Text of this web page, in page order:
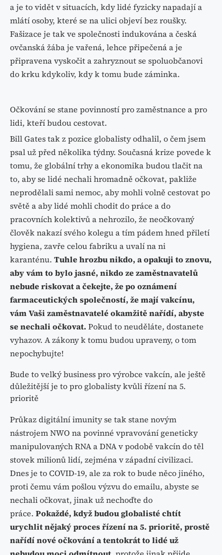
a je to vidět v situacích, kdy lidé fyzicky napadají a
mlátí osoby, které se na ulici objeví bez roušky.
Fašizace je tak ve společnosti indukována a česká
ovčanská žába je vařená, lehce připečená a je
připravena vyskočit a zahryznout se spoluobčanovi
do krku kdykoliv, kdy k tomu bude záminka.
Očkování se stane povinností pro zaměstnance a pro
lidi, kteří budou cestovat.
Bill Gates tak z pozice globalisty odhalil, o čem jsem
psal už před několika týdny. Současná krize povede k
tomu, že globální trhy a ekonomika budou tlačit na
to, aby se lidé nechali hromadně očkovat, pakliže
neprodělali sami nemoc, aby mohli volně cestovat po
světě a aby lidé mohli chodit do práce a do
pracovních kolektivů a nehrozilo, že neočkovaný
člověk nakazí svého kolegu a tím pádem hned přiletí
hygiena, zavře celou fabriku a uvalí na ni
karanténu. Tuhle hrozbu nikdo, a opakuji to znovu,
aby vám to bylo jasné, nikdo ze zaměstnavatelů
nebude riskovat a čekejte, že po oznámení
farmaceutických společností, že mají vakcínu,
vám Vaši zaměstnavatelé okamžitě nařídí, abyste
se nechali očkovat. Pokud to neuděláte, dostanete
vyhazov. A zákony k tomu budou upraveny, o tom
nepochybujte!
Bude to velký business pro výrobce vakcín, ale ještě
důležitější je to pro globalisty kvůli řízení na 5.
prioritě
Průkaz digitální imunity se tak stane novým
nástrojem NWO na povinné vpravování geneticky
manipulovaných RNA a DNA v podobě vakcín do těl
stovek milionů lidí, zejména v západní civilizaci.
Dnes je to COVID-19, ale za rok to bude něco jiného,
proti čemu vám pošlou výzvu do emailu, abyste se
nechali očkovat, jinak už nechoďte do
práce. Pokaždé, když budou globalisté chtít
urychlit nějaký proces řízení na 5. prioritě, prostě
nařídí nové očkování a tentokrát to lidé už